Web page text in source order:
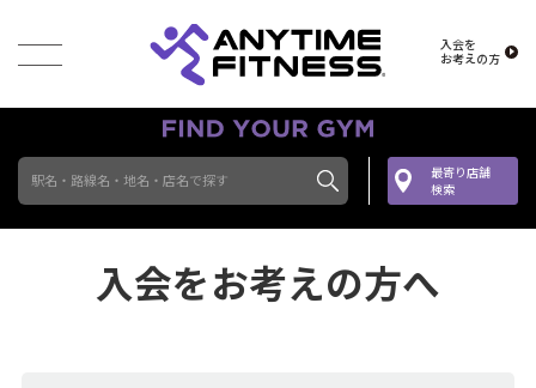
入会を
お考えの方
駅名・路線名・地名・店名で探す
最寄り店舗
検索
入会をお考えの方へ